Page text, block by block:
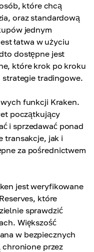
które chcą
oraz standardową
jednym
łatwa w użyciu
dostępne jest
które krok po kroku
tradingowe.
funkcji Kraken.
początkujący
i sprzedawać ponad
transakcje, jak i
za pośrednictwem
jest weryfikowane
które
sprawdzić
Większość
w bezpiecznych
chronione przez